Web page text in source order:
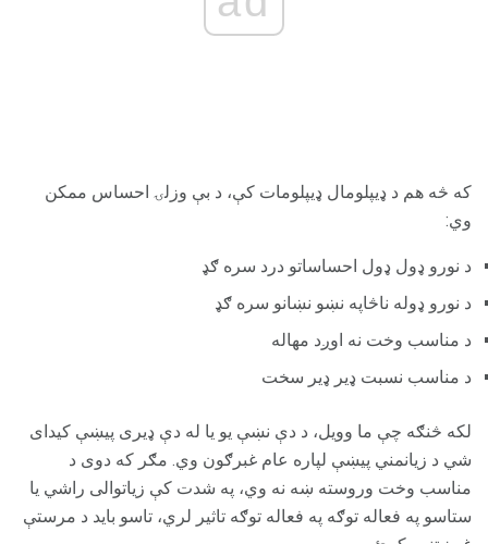
که څه هم د ډیپلومال ډیپلومات کې، د بې وزلۍ احساس ممکن
وي:
د نورو ډول ډول احساساتو درد سره ګډ
د نورو ډوله ناڅاپه نښو نښانو سره ګډ
د مناسب وخت نه اوږد مهاله
د مناسب نسبت ډیر ډیر سخت
لکه څنګه چې ما وویل، د دې نښې یو یا له دې ډیری پیښې کیدای
شي د زیانمني پیښې لپاره عام غبرګون وي. مګر که دوی د
مناسب وخت وروسته ښه نه وي، په شدت کې زیاتوالی راشي یا
ستاسو په فعاله توګه په فعاله توګه تاثیر لري، تاسو باید د مرستې